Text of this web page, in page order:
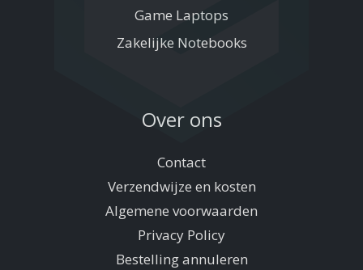
Game Laptops
Zakelijke Notebooks
Over ons
Contact
Verzendwijze en kosten
Algemene voorwaarden
Privacy Policy
Bestelling annuleren